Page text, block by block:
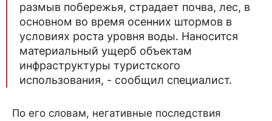
размыв побережья, страдает почва, лес, в
основном во время осенних штормов в
условиях роста уровня воды. Наносится
материальный ущерб объектам
инфраструктуры туристского
использования, - сообщил специалист.
По его словам, негативные последствия